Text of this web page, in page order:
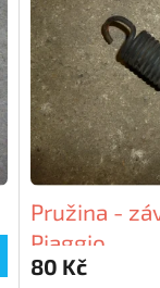
Pružina -
Piaggio
80 Kč